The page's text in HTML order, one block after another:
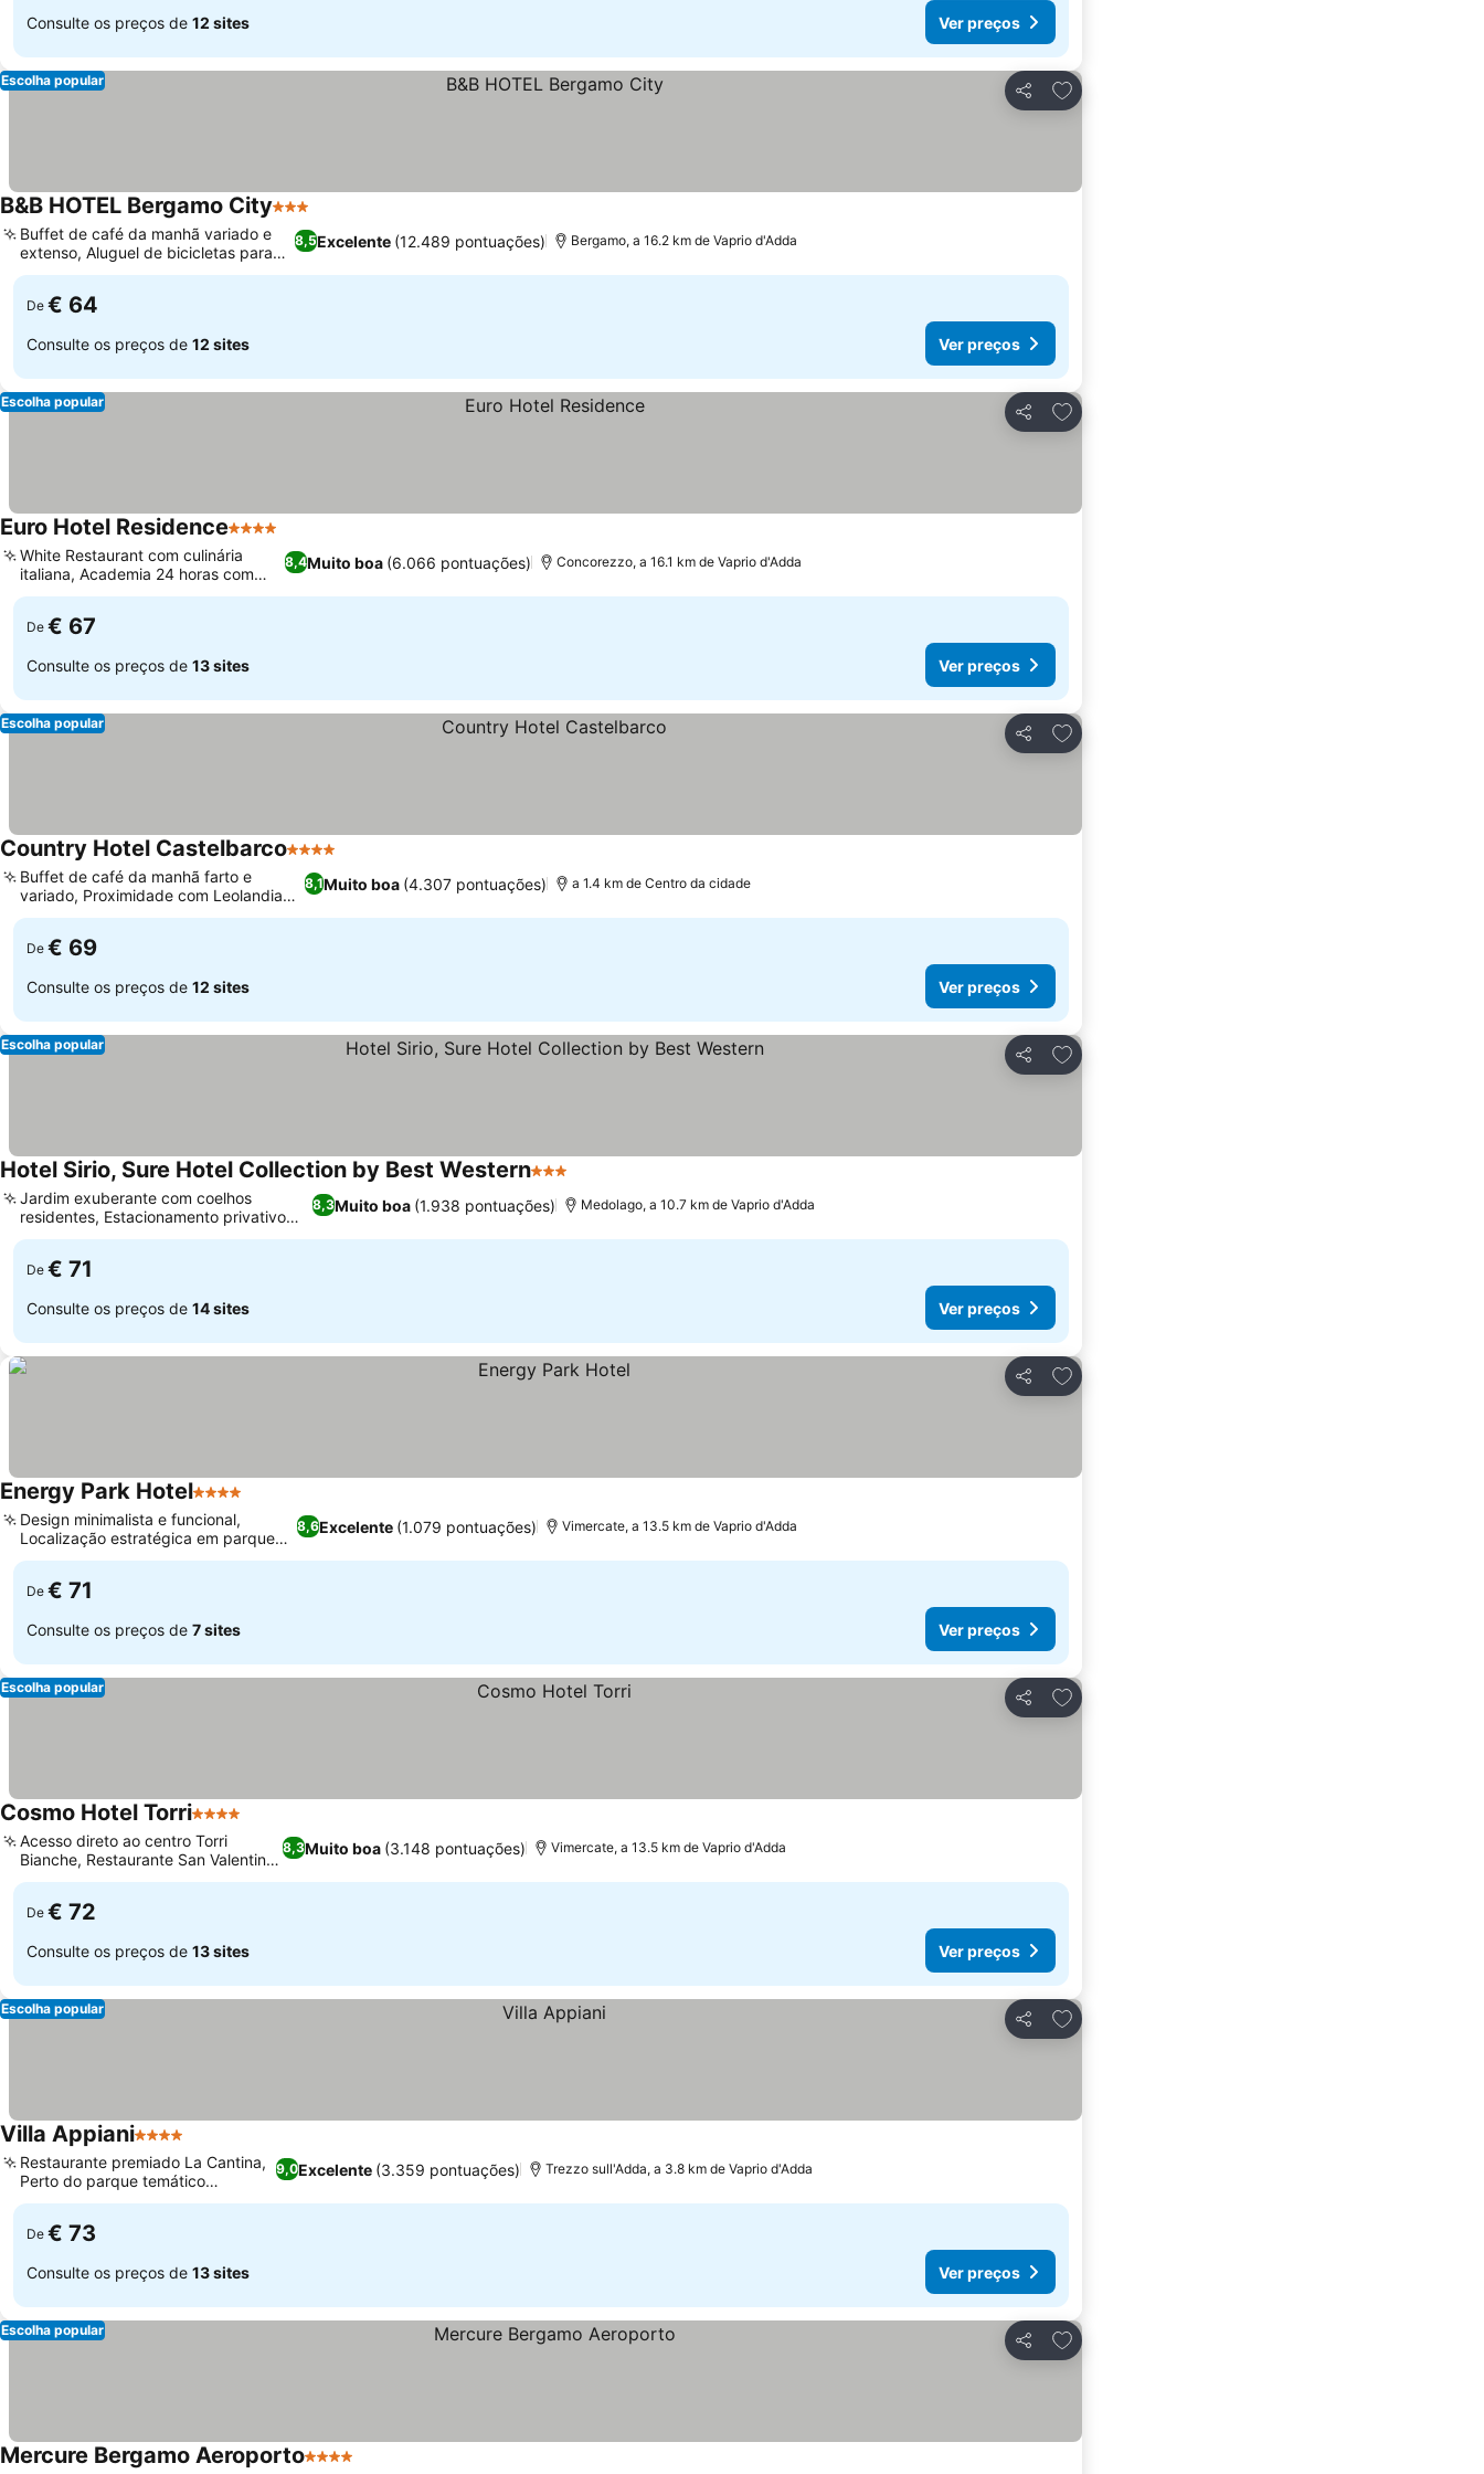
Consulte os preços de 12 sites Ver preços
Partilhar
Adicionar aos favoritos
Escolha popular
B&B HOTEL Bergamo City3 Estrelas
8,5Excelente (12.489 pontuações)
Buffet de café da manhã variado e
extenso, Aluguel de bicicletas para
explorar
Bergamo, a 16.2 km de Vaprio d'Adda
De € 64
Consulte os preços de 12 sites Ver preços
Partilhar
Adicionar aos favoritos
Escolha popular
Euro Hotel Residence4 Estrelas
8,4Muito boa (6.066 pontuações)
White Restaurant com culinária
italiana, Academia 24 horas com
recreação
Concorezzo, a 16.1 km de Vaprio d'Adda
De € 67
Consulte os preços de 13 sites Ver preços
Partilhar
Adicionar aos favoritos
Escolha popular
Country Hotel Castelbarco4 Estrelas
8,1Muito boa (4.307 pontuações)
Buffet de café da manhã farto e
variado, Proximidade com Leolandia
para famílias
a 1.4 km de Centro da cidade
De € 69
Consulte os preços de 12 sites Ver preços
Partilhar
Adicionar aos favoritos
Escolha popular
Hotel Sirio, Sure Hotel Collection by Best Western3 Estrelas
8,3Muito boa (1.938 pontuações)
Jardim exuberante com coelhos
residentes, Estacionamento privativo
direto no quarto
Medolago, a 10.7 km de Vaprio d'Adda
De € 71
Consulte os preços de 14 sites Ver preços
Partilhar
Adicionar aos favoritos
Energy Park Hotel4 Estrelas
8,6Excelente (1.079 pontuações)
Design minimalista e funcional,
Localização estratégica em parque
empresarial
Vimercate, a 13.5 km de Vaprio d'Adda
De € 71
Consulte os preços de 7 sites Ver preços
Partilhar
Adicionar aos favoritos
Escolha popular
Cosmo Hotel Torri4 Estrelas
8,3Muito boa (3.148 pontuações)
Acesso direto ao centro Torri
Bianche, Restaurante San Valentino
refinado
Vimercate, a 13.5 km de Vaprio d'Adda
De € 72
Consulte os preços de 13 sites Ver preços
Partilhar
Adicionar aos favoritos
Escolha popular
Villa Appiani4 Estrelas
9,0Excelente (3.359 pontuações)
Restaurante premiado La Cantina,
Perto do parque temático
Leolandia
Trezzo sull'Adda, a 3.8 km de Vaprio d'Adda
De € 73
Consulte os preços de 13 sites Ver preços
Partilhar
Adicionar aos favoritos
Escolha popular
Mercure Bergamo Aeroporto4 Estrelas